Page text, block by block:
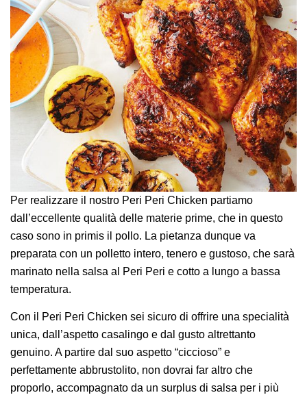
Per realizzare il nostro Peri Peri Chicken partiamo
dall’eccellente qualità delle materie prime, che in questo
caso sono in primis il pollo. La pietanza dunque va
preparata con un polletto intero, tenero e gustoso, che sarà
marinato nella salsa al Peri Peri e cotto a lungo a bassa
temperatura.
Con il Peri Peri Chicken sei sicuro di offrire una specialità
unica, dall’aspetto casalingo e dal gusto altrettanto
genuino. A partire dal suo aspetto “ciccioso” e
perfettamente abbrustolito, non dovrai far altro che
proporlo, accompagnato da un surplus di salsa per i più